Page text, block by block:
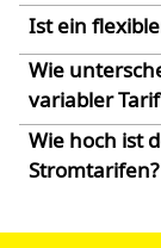
Ist ein
Wie
variabler
Wie hoch ist
Stromtarifen?